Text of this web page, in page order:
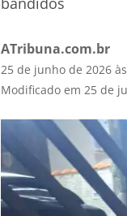
ATribuna.com.br
25 de junho de 2026
Modificado em 25 de